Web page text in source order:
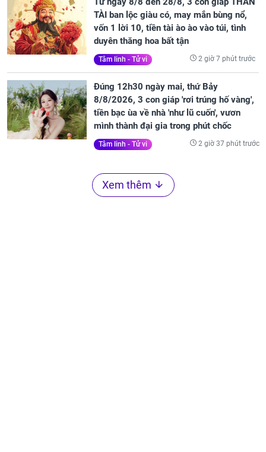
TÀI ban lộc giàu có, may mắn bùng nổ,
vốn 1 lời 10, tiền tài ào ào vào túi, tình
duyên thăng hoa bất tận
Tâm linh - Tử vi 2 giờ 7 phút trước
Đúng 12h30 ngày mai, thứ Bảy
8/8/2026, 3 con giáp 'rơi trúng hố vàng',
tiền bạc ùa về nhà 'như lũ cuốn', vươn
mình thành đại gia trong phút chốc
Tâm linh - Tử vi 2 giờ 37 phút trước
Xem thêm